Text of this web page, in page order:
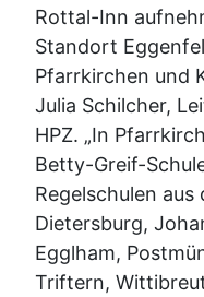
Rottal-Inn
Standort
Pfarrkirchen und
Julia Schilcher,
HPZ. „In
Betty-Greif-
Regelschulen aus
Dietersburg,
Egglham,
Triftern,